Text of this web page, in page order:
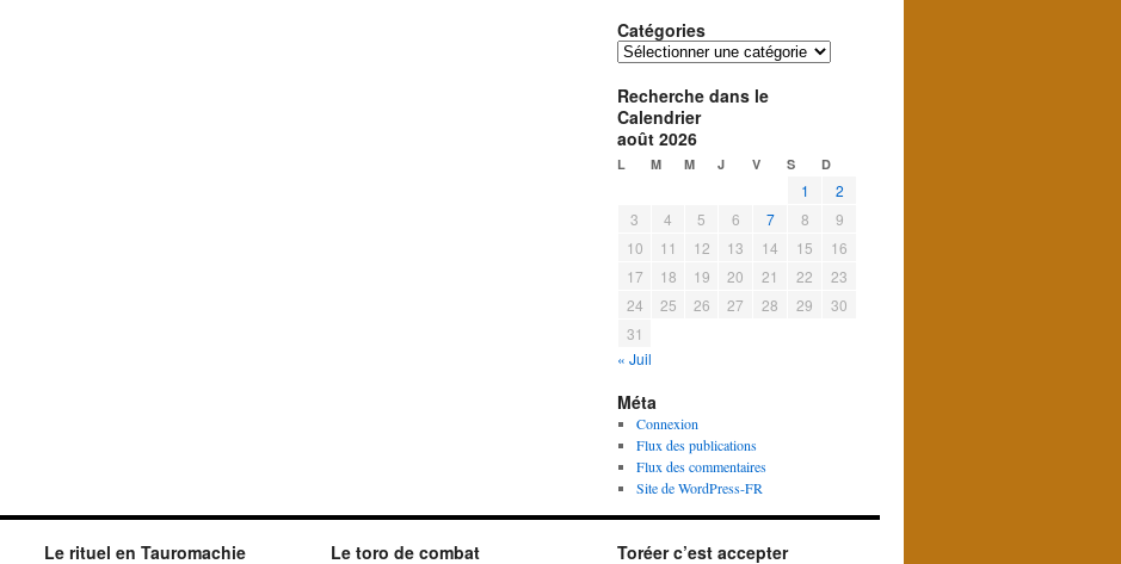
Catégories
Catégories
Recherche dans le
Calendrier
août 2026
L M M J V S D
1
2
3
4 5 6 7 8
9
10
11 12 13 14 15
16
17
18 19 20 21 22
23
24
25 26 27 28 29
30
31
« Juil
Méta
Connexion
Flux des publications
Flux des commentaires
Site de WordPress-FR
Le rituel en Tauromachie Le toro de combat
Toréer c’est accepter